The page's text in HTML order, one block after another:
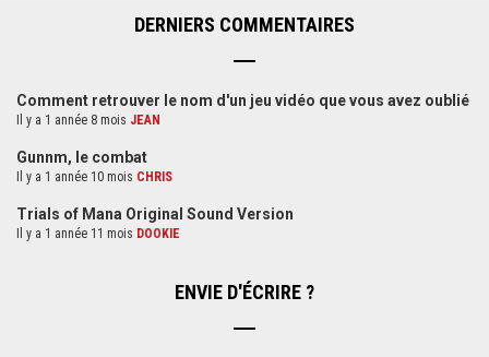
DERNIERS COMMENTAIRES
Comment retrouver le nom d'un jeu vidéo que vous avez oublié
Il y a 1 année 8 mois JEAN
Gunnm, le combat
Il y a 1 année 10 mois CHRIS
Trials of Mana Original Sound Version
Il y a 1 année 11 mois DOOKIE
ENVIE D'ÉCRIRE ?